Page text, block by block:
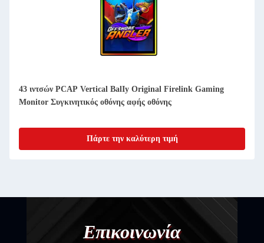
43 ιντσών PCAP Vertical BalIy Original Firelink Gaming
Monitor Συγκινητικός οθόνης αφής οθόνης
Πάρτε την καλύτερη τιμή
Επικοινωνία